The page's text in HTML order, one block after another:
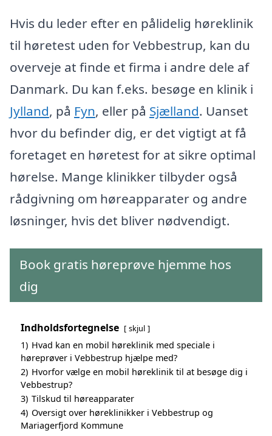
Hvis du leder efter en pålidelig høreklinik
til høretest uden for Vebbestrup, kan du
overveje at finde et firma i andre dele af
Danmark. Du kan f.eks. besøge en klinik i
Jylland, på Fyn, eller på Sjælland. Uanset
hvor du befinder dig, er det vigtigt at få
foretaget en høretest for at sikre optimal
hørelse. Mange klinikker tilbyder også
rådgivning om høreapparater og andre
løsninger, hvis det bliver nødvendigt.
Book gratis høreprøve hjemme hos
dig
Indholdsfortegnelse skjul
1) Hvad kan en mobil høreklinik med speciale i
høreprøver i Vebbestrup hjælpe med?
2) Hvorfor vælge en mobil høreklinik til at besøge dig i
Vebbestrup?
3) Tilskud til høreapparater
4) Oversigt over høreklinikker i Vebbestrup og
Mariagerfjord Kommune